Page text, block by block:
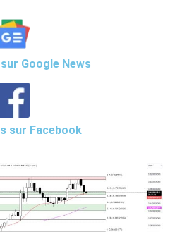
Google News
sur Facebook